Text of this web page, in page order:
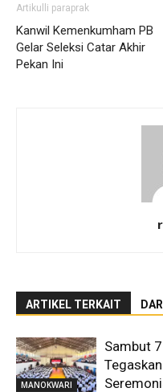
Artikulli paraprak
Kanwil Kemenkumham PB
Gelar Seleksi Catar Akhir
Pekan Ini
ARTIKEL TERKAIT
MANOKWARI
Sambut